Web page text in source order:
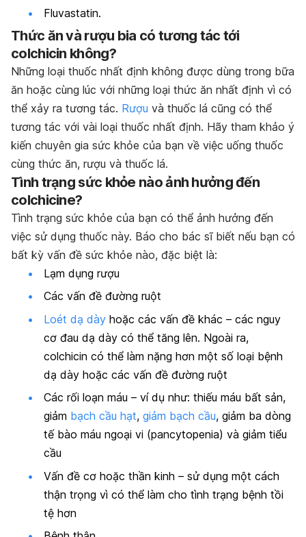
Fluvastatin.
Thức ăn và rượu bia có tương tác tới
colchicin không?
Những loại thuốc nhất định không được dùng trong bữa
ăn hoặc cùng lúc với những loại thức ăn nhất định vì có
thể xảy ra tương tác. Rượu và thuốc lá cũng có thể
tương tác với vài loại thuốc nhất định. Hãy tham khảo ý
kiến chuyên gia sức khỏe của bạn về việc uống thuốc
cùng thức ăn, rượu và thuốc lá.
Tình trạng sức khỏe nào ảnh hưởng đến
colchicine?
Tình trạng sức khỏe của bạn có thể ảnh hưởng đến
việc sử dụng thuốc này. Báo cho bác sĩ biết nếu bạn có
bất kỳ vấn đề sức khỏe nào, đặc biệt là:
Lạm dụng rượu
Các vấn đề đường ruột
Loét dạ dày hoặc các vấn đề khác – các nguy
cơ đau dạ dày có thể tăng lên. Ngoài ra,
colchicin có thể làm nặng hơn một số loại bệnh
dạ dày hoặc các vấn đề đường ruột
Các rối loạn máu – ví dụ như: thiếu máu bất sản,
giảm bạch cầu hạt, giảm bạch cầu, giảm ba dòng
tế bào máu ngoại vi (pancytopenia) và giảm tiểu
cầu
Vấn đề cơ hoặc thần kinh – sử dụng một cách
thận trọng vì có thể làm cho tình trạng bệnh tồi
tệ hơn